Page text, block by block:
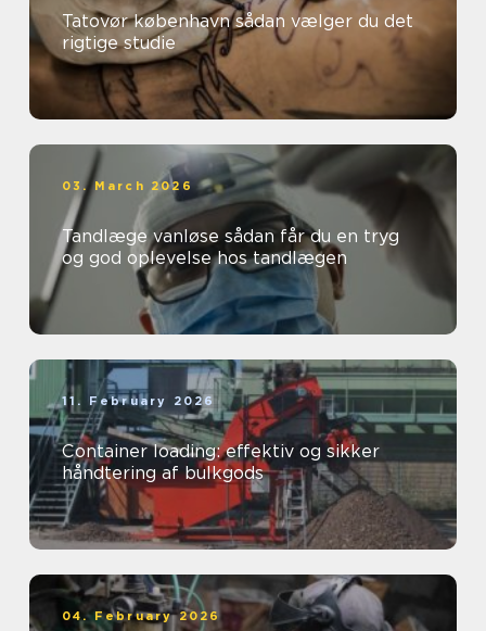
Tatovør københavn sådan vælger du det
rigtige studie
03. March 2026
Tandlæge vanløse sådan får du en tryg
og god oplevelse hos tandlægen
11. February 2026
Container loading: effektiv og sikker
håndtering af bulkgods
04. February 2026